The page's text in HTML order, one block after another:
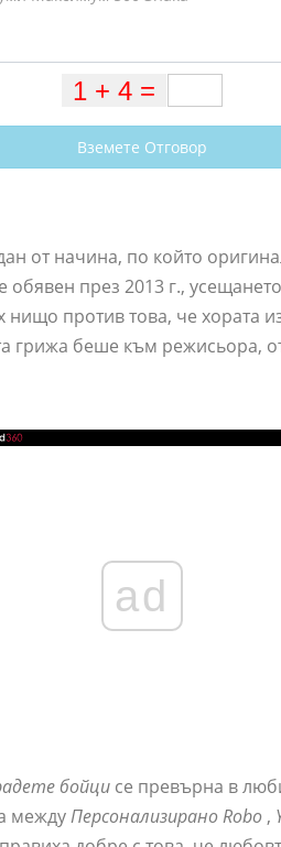
Вземете Отговор
от начина, по който
обявен през 2013 г.,
нищо против това, че хората
грижа беше към режисьора,
ad
бойци се превърна в
междуПерсонализирано Robo ,